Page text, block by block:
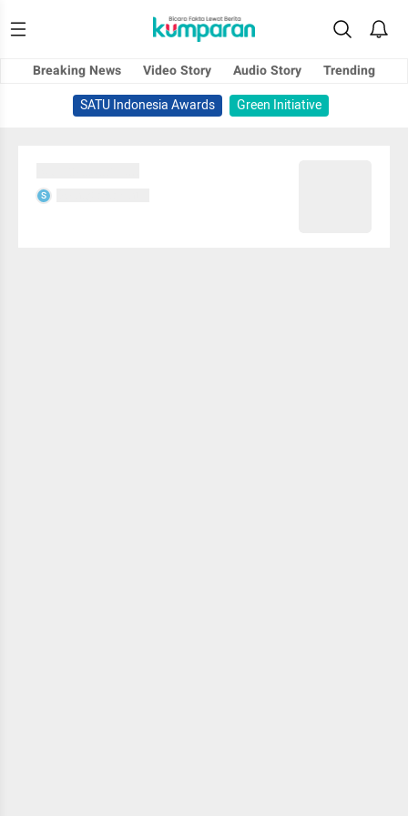
Breaking News Video Story Audio Story
Trending
SATU Indonesia Awards
Green Initiative
S